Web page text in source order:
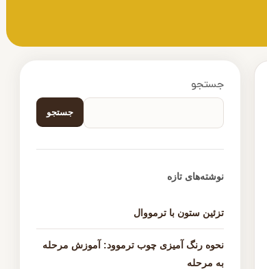
جستجو
جستجو
نوشته‌های تازه
تزئین ستون با ترمووال
نحوه رنگ آمیزی چوب ترموود: آموزش مرحله
به مرحله